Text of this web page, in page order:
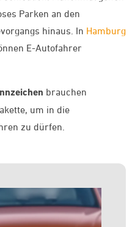
Parken an den
hinaus. In Hamburg
E-Autofahrer
brauchen
um in die
zu dürfen.